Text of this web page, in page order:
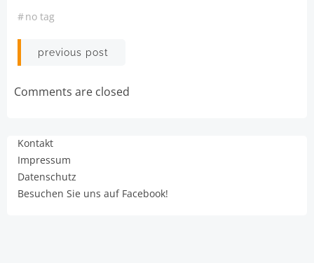
#no tag
Post
navigation
previous post
Comments are closed
Kontakt
Impressum
Datenschutz
Besuchen Sie uns auf Facebook!